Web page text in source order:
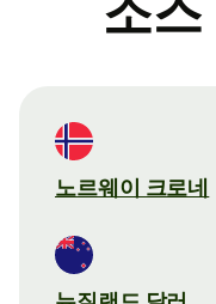
소스
노르웨이 크로네